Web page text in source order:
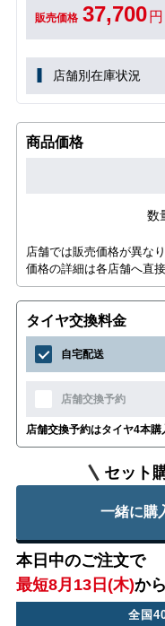
販売価格 37,700 円
店舗別在庫状況
商品価格
数
店舗では販売価格が異なり
価格の詳細は各店舗へ直
タイヤ交換料金
自宅配送
店舗交換予約
店舗交換予約はタイヤ4本購
セット
一緒に購
本日中のご注文で
最短8月13日(木)か
全国